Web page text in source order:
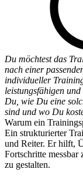
Du möchtest das
nach einer
individueller
leistungsfähigen
Du, wie Du eine
sind und wo Du
Warum ein
Ein strukturierter
und Reiter. Er hilft,
Fortschritte messbar
zu gestalten.